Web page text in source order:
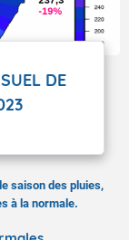
DE
saison des pluies,
à la normale.